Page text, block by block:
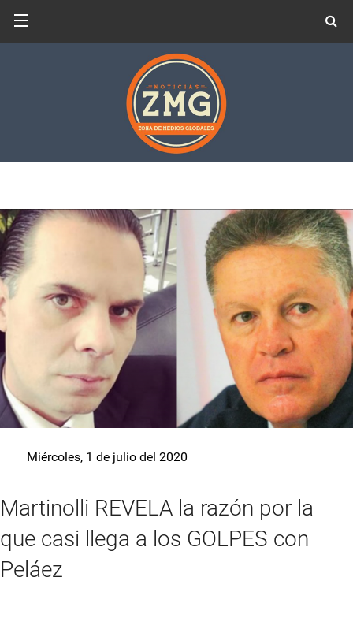
Miércoles, 1 de julio del 2020
Martinolli REVELA la razón por la
que casi llega a los GOLPES con
Peláez